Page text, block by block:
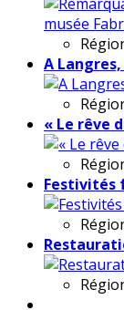
A
« Le rêve
Festivités